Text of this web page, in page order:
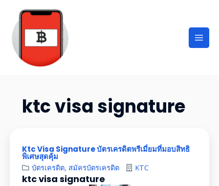
ktc visa signature
Ktc Visa Signature บัตรเครดิตพรีเมี่ยมที่มอบสิทธิ
พิเศษสุดคุ้ม
บัตรเครดิต, สมัครบัตรเครดิต KTC
ktc visa signature